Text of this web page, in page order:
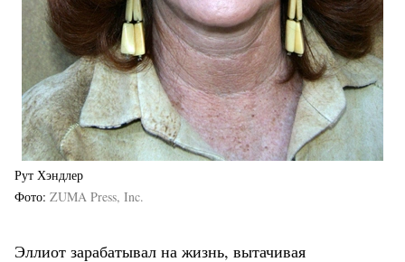
Рут Хэндлер
Фото ZUMA Press, Inc.
Эллиот зарабатывал на жизнь, вытачивая